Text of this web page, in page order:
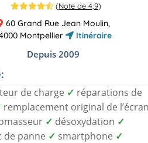
(Note de 4,9)
60 Grand Rue Jean Moulin,
Montpellier
Itinéraire
Depuis 2009
de charge ✓ réparations de
remplacement original de l’écran
✓ désoxydation ✓
de panne ✓ smartphone ✓